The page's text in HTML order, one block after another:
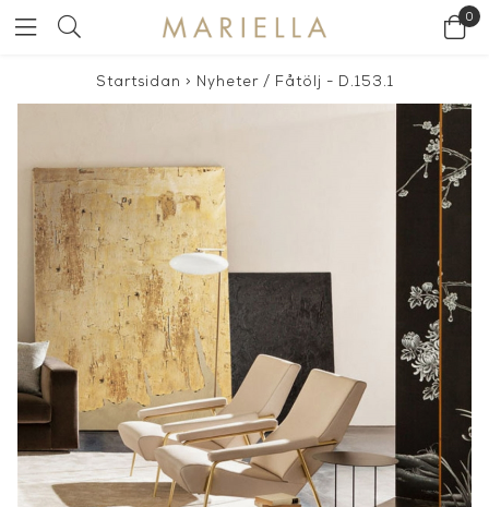
0
Startsidan > Nyheter/ Fåtölj - D.153.1